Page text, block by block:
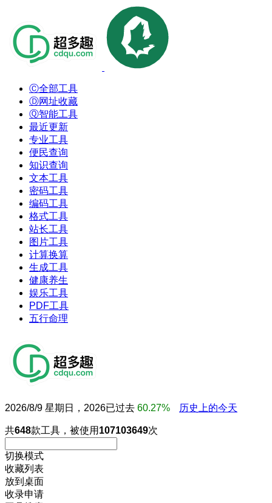
Ⓒ全部工具
Ⓓ网址收藏
Ⓠ智能工具
最近更新
专业工具
便民查询
知识查询
文本工具
密码工具
编码工具
格式工具
站长工具
图片工具
计算换算
生成工具
健康养生
娱乐工具
PDF工具
五行命理
2026/8/9 星期日，2026已过去 60.27% 历史上的今天
共648款工具，被使用 107103649次
切换模式
收藏列表
放到桌面
收录申请